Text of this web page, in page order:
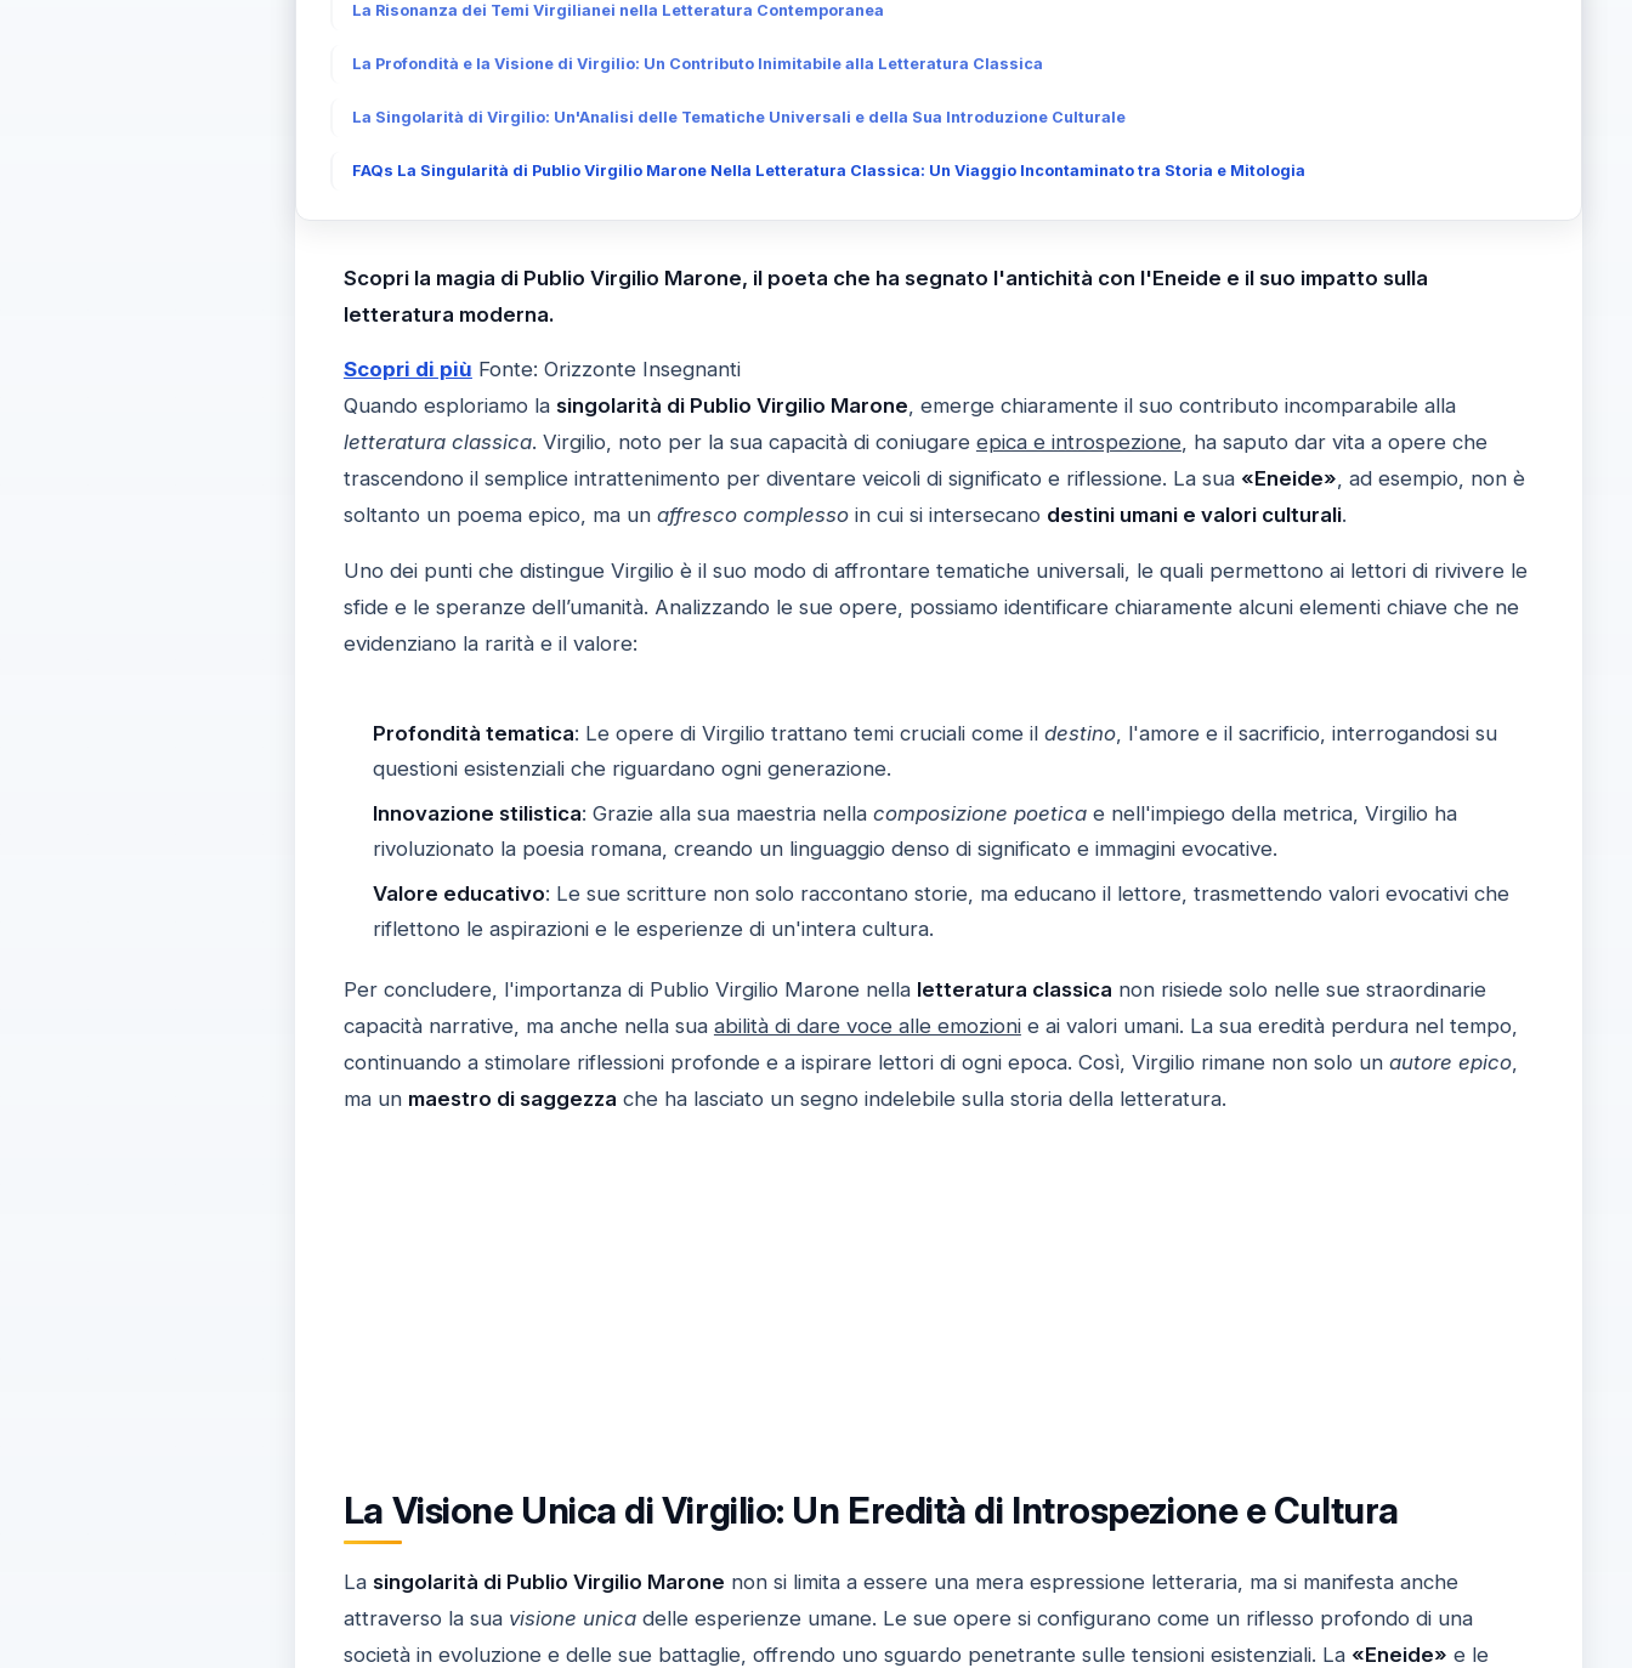
La Risonanza dei Temi Virgilianei nella Letteratura Contemporanea
La Profondità e la Visione di Virgilio: Un Contributo Inimitabile alla Letteratura Classica
La Singolarità di Virgilio: Un'Analisi delle Tematiche Universali e della Sua Introduzione Culturale
FAQs La Singularità di Publio Virgilio Marone Nella Letteratura Classica: Un Viaggio Incontaminato tra Storia e Mitologia
Scopri la magia di Publio Virgilio Marone, il poeta che ha segnato l'antichità con l'Eneide e il suo impatto sulla
letteratura moderna.
Scopri di più Fonte: Orizzonte Insegnanti
Quando esploriamo la singolarità di Publio Virgilio Marone, emerge chiaramente il suo contributo incomparabile alla
letteratura classica. Virgilio, noto per la sua capacità di coniugare epica e introspezione, ha saputo dar vita a opere che
trascendono il semplice intrattenimento per diventare veicoli di significato e riflessione. La sua «Eneide», ad esempio, non è
soltanto un poema epico, ma un affresco complessoin cui si intersecano destini umani e valori culturali.
Uno dei punti che distingue Virgilio è il suo modo di affrontare tematiche universali, le quali permettono ai lettori di rivivere le
sfide e le speranze dell’umanità. Analizzando le sue opere, possiamo identificare chiaramente alcuni elementi chiave che ne
evidenziano la rarità e il valore:
Profondità tematica: Le opere di Virgilio trattano temi cruciali come il destino, l'amore e il sacrificio, interrogandosi su
questioni esistenziali che riguardano ogni generazione.
Innovazione stilistica: Grazie alla sua maestria nella composizione poeticae nell'impiego della metrica, Virgilio ha
rivoluzionato la poesia romana, creando un linguaggio denso di significato e immagini evocative.
Valore educativo: Le sue scritture non solo raccontano storie, ma educano il lettore, trasmettendo valori evocativi che
riflettono le aspirazioni e le esperienze di un'intera cultura.
Per concludere, l'importanza di Publio Virgilio Marone nella letteratura classica non risiede solo nelle sue straordinarie
capacità narrative, ma anche nella sua abilità di dare voce alle emozionie ai valori umani. La sua eredità perdura nel tempo,
continuando a stimolare riflessioni profonde e a ispirare lettori di ogni epoca. Così, Virgilio rimane non solo un autore epico,
ma un maestro di saggezza che ha lasciato un segno indelebile sulla storia della letteratura.
La Visione Unica di Virgilio: Un Eredità di Introspezione e Cultura
La singolarità di Publio Virgilio Marone non si limita a essere una mera espressione letteraria, ma si manifesta anche
attraverso la sua visione unicadelle esperienze umane. Le sue opere si configurano come un riflesso profondo di una
società in evoluzione e delle sue battaglie, offrendo uno sguardo penetrante sulle tensioni esistenziali. La «Eneide» e le